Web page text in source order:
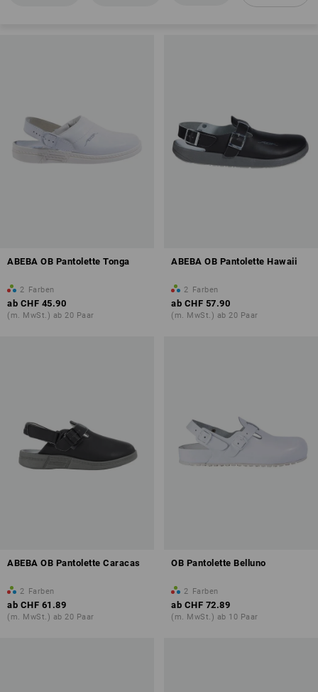
Übersicht der Schutzklassen
ABEBA OB Pantolette Tonga
2 Farben
ab CHF 45.90
(m. MwSt.) ab 20 Paar
ABEBA OB Pantolette Hawaii
2 Farben
ab CHF 57.90
(m. MwSt.) ab 20 Paar
ABEBA OB Pantolette Caracas
2 Farben
ab CHF 61.89
(m. MwSt.) ab 20 Paar
OB Pantolette Belluno
2 Farben
ab CHF 72.89
(m. MwSt.) ab 10 Paar